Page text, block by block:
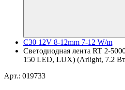
C30 12V 8-12mm 7-12 W/m
Светодиодная лента RT 2-
150 LED, LUX) (Arlight, 7.2
Арт.: 019733